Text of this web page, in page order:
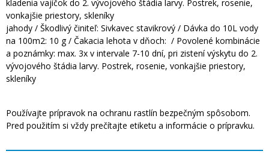
kladenia vajíčok do 2. vývojového štádia larvy. Postrek, rosenie,
vonkajšie priestory, skleníky
jahody / Škodlivý činiteľ: Sivkavec stavikrový / Dávka do 10L vody
na 100m2: 10 g / Čakacia lehota v dňoch: / Povolené kombinácie
a poznámky: max. 3x v intervale 7-10 dní, pri zistení výskytu do 2.
vývojového štádia larvy. Postrek, rosenie, vonkajšie priestory,
skleníky
Používajte prípravok na ochranu rastlín bezpečným spôsobom.
Pred použitím si vždy prečítajte etiketu a informácie o prípravku.